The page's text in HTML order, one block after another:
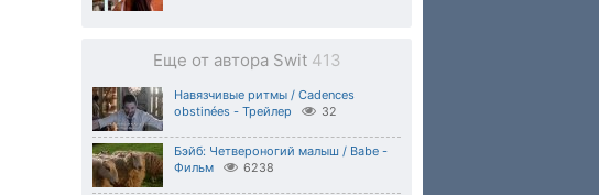
Еще от автора Swit 413
Навязчивые ритмы / Cadences
obstinées - Трейлер
32
Бэйб: Четвероногий малыш / Babe -
Фильм
6238